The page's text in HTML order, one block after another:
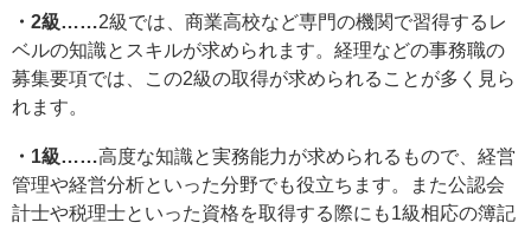
・2級……2級では、商業高校など専門の機関で習得するレ
ベルの知識とスキルが求められます。経理などの事務職の
募集要項では、この2級の取得が求められることが多く見ら
れます。
・1級……高度な知識と実務能力が求められるもので、経営
管理や経営分析といった分野でも役立ちます。また公認会
計士や税理士といった資格を取得する際にも1級相応の簿記